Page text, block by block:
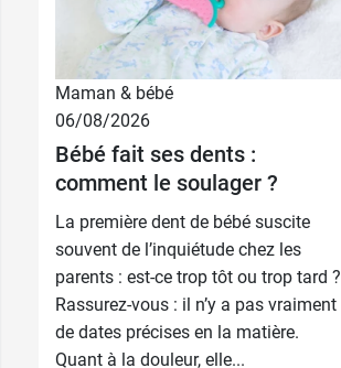
Maman & bébé
06/08/2026
Bébé fait ses dents :
comment le soulager ?
La première dent de bébé suscite
souvent de l’inquiétude chez les
parents : est-ce trop tôt ou trop tard ?
Rassurez-vous : il n’y a pas vraiment
de dates précises en la matière.
Quant à la douleur, elle...